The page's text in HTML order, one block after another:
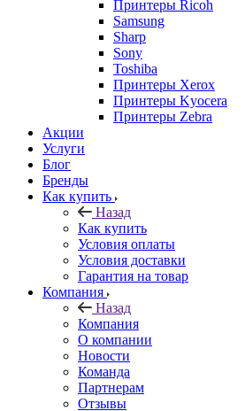
Принтеры Ricoh
Samsung
Sharp
Sony
Toshiba
Принтеры Xerox
Принтеры Kyocera
Принтеры Zebra
Акции
Услуги
Блог
Бренды
Как купить
Назад
Как купить
Условия оплаты
Условия доставки
Гарантия на товар
Компания
Назад
Компания
О компании
Новости
Команда
Партнерам
Отзывы